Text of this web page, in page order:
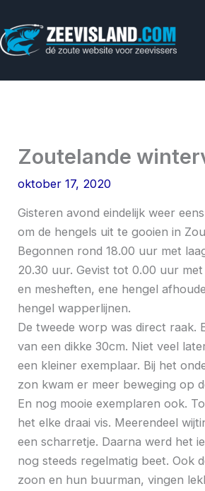
naar
de
Zoutelande
oktober 17, 2020
Gisteren avond eindelijk weer
om de hengels uit te gooien in
Begonnen rond 18.00 uur met
20.30 uur. Gevist tot 0.00 uur
en mesheften, ene hengel
hengel wapperlijnen.
De tweede worp was direct raak.
van een dikke 30cm. Niet veel
een kleiner exemplaar. Bij het
zon kwam er meer beweging op
En nog mooie exemplaren ook.
het elke draai vis. Meerendeel
een scharretje. Daarna werd het
nog steeds regelmatig beet. Ook
zoon en hun buurman, vingen